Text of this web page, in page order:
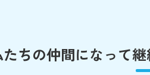
ちの仲間になって